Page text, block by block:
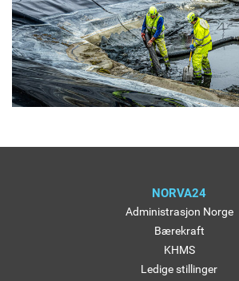
NORVA24
Administrasjon Norge
Bærekraft
KHMS
Ledige stillinger